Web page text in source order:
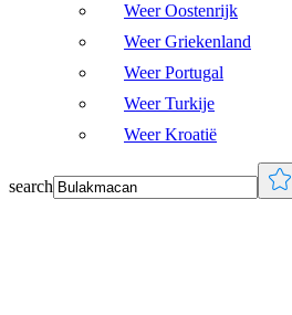
Weer Oostenrijk
Weer Griekenland
Weer Portugal
Weer Turkije
Weer Kroatië
search